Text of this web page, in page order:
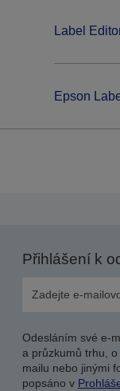
Label
Epson
Přihlášení k
Odesláním své e-
a průzkumů trhu,
mailu nebo jinými
popsáno v